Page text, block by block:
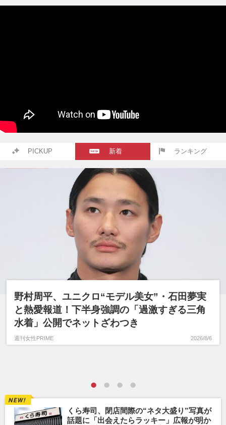
PICKUP 新着 ランキング
野村周平、ユニクロ“モデル美女”・石田夢実
と熱愛報道！下半身強調の「過激すぎる三角
水着」公開でネットざわつき
週刊女性PRIME 2026/8/6
くら寿司、閉店間際の“ネタ大盛り”写真が
話題に「出会えたらラッキー」広報が明か